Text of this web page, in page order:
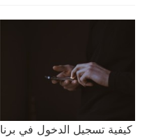
كيفية تسجيل الدخول في برنا